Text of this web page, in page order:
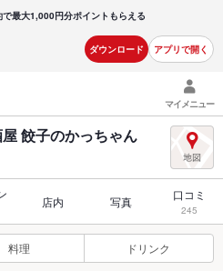
で最大1,000円分ポイントもらえる
ダウンロード アプリで開く
マイメニュー
餃子のかっちゃん
店内 写真 口コミ
245
料理 ドリンク